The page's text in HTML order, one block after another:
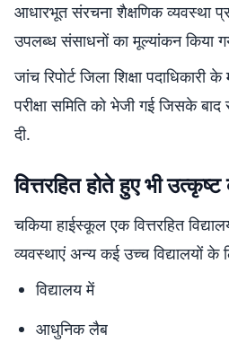
आधारभूत संरचना शैक्षणिक व्यवस्था
उपलब्ध संसाधनों का मूल्यांकन किया
जांच रिपोर्ट जिला शिक्षा पदाधिकारी
परीक्षा समिति को भेजी गई जिसके
दी.
वित्तरहित होते हुए भी
चकिया हाईस्कूल एक वित्तरहित
व्यवस्थाएं अन्य कई उच्च विद्यालयों के
विद्यालय में
आधुनिक लैब